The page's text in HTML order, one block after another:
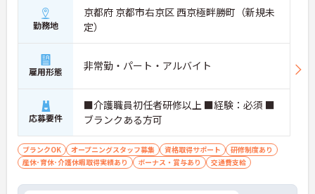
勤務地
京都府 京都市右京区 西京極畔勝町（新規未
定）
雇用形態 非常勤・パート・アルバイト
応募要件
■介護職員初任者研修以上 ■経験：必須 ■
ブランクある方可
ブランクOK オープニングスタッフ募集 資格取得サポート
研修制度あり
産休･育休･介護休暇取得実績あり
ボーナス・賞与あり 交通費支給